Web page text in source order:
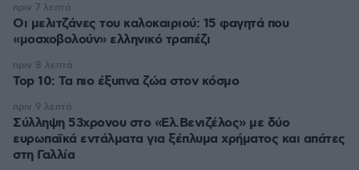
Οι μελιτζάνες του καλοκαιριού: 15 φαγητά που
«μοσχοβολούν» ελληνικό τραπέζι
πριν 7 λεπτά
Top 10: Τα πιο έξυπνα ζώα στον κόσμο
πριν 8 λεπτά
Σύλληψη 53χρονου στο «Ελ.Βενιζέλος» με δύο
ευρωπαϊκά εντάλματα για ξέπλυμα χρήματος και απάτες
στη Γαλλία
πριν 9 λεπτά